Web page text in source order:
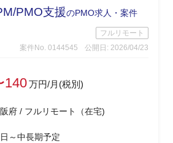
PMO支援のPMO求人・案件
フルリモート
案件No. 0144545
公開日: 2026/04/23
140万円/月(税別)
府 / フルリモート（在宅)
～中長期予定